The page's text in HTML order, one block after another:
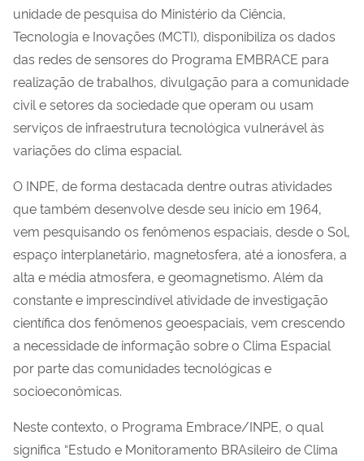
unidade de pesquisa do Ministério da Ciência,
Tecnologia e Inovações (MCTI), disponibiliza os dados
das redes de sensores do Programa EMBRACE para
realização de trabalhos, divulgação para a comunidade
civil e setores da sociedade que operam ou usam
serviços de infraestrutura tecnológica vulnerável às
variações do clima espacial.
O INPE, de forma destacada dentre outras atividades
que também desenvolve desde seu início em 1964,
vem pesquisando os fenômenos espaciais, desde o Sol,
espaço interplanetário, magnetosfera, até a ionosfera, a
alta e média atmosfera, e geomagnetismo. Além da
constante e imprescindível atividade de investigação
científica dos fenômenos geoespaciais, vem crescendo
a necessidade de informação sobre o Clima Espacial
por parte das comunidades tecnológicas e
socioeconômicas.
Neste contexto, o Programa Embrace/INPE, o qual
significa “Estudo e Monitoramento BRAsileiro de Clima